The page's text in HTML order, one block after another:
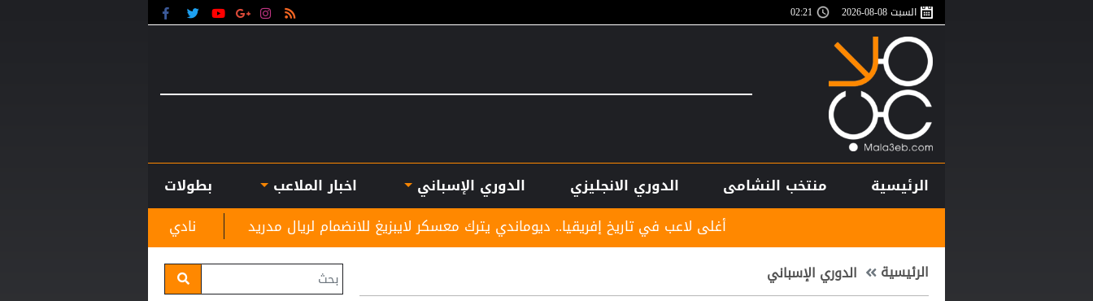
السبت 08-08-2026 02:21
الرئيسية منتخب النشامى الدوري الانجليزي الدوري الإسباني اخبار الملاعب
بطولات
نادي الرمثا يستقبل مدربه الجديد غاسانين
أغلى لاعب في تاريخ إفريقيا.. ديوماندي يترك معسكر لايبزيغ للانضمام لريال مدريد
الرئيسية الدوري الإسباني